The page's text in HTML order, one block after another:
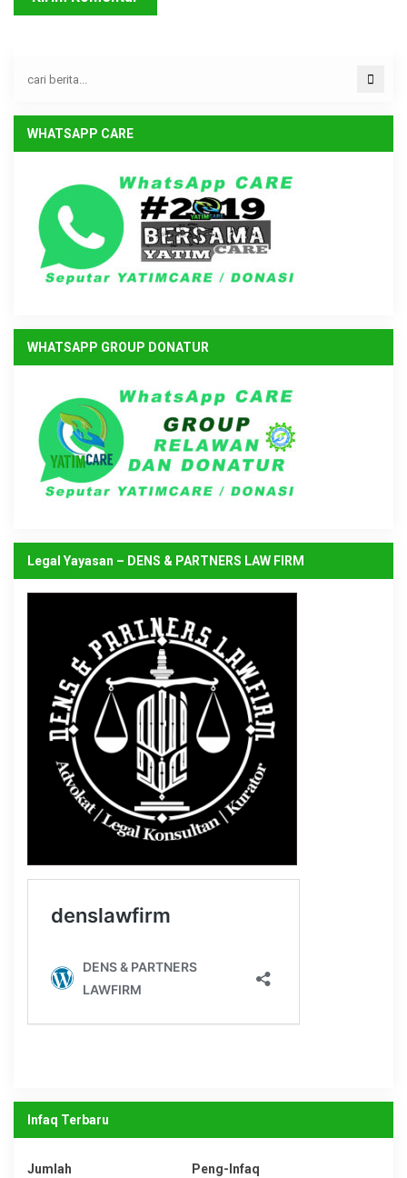
WHATSAPP CARE
WHATSAPP GROUP DONATUR
Legal Yayasan – DENS & PARTNERS LAW FIRM
Infaq Terbaru
Jumlah Peng-Infaq